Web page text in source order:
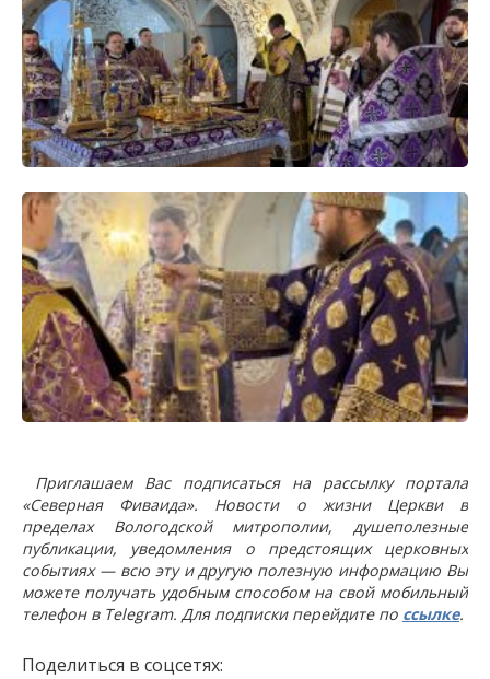
Приглашаем Вас подписаться на рассылку портала
«Северная Фиваида». Новости о жизни Церкви в
пределах Вологодской митрополии, душеполезные
публикации, уведомления о предстоящих церковных
событиях — всю эту и другую полезную информацию Вы
можете получать удобным способом на свой мобильный
телефон в Telegram. Для подписки перейдите по ссылке.
Поделиться в соцсетях: